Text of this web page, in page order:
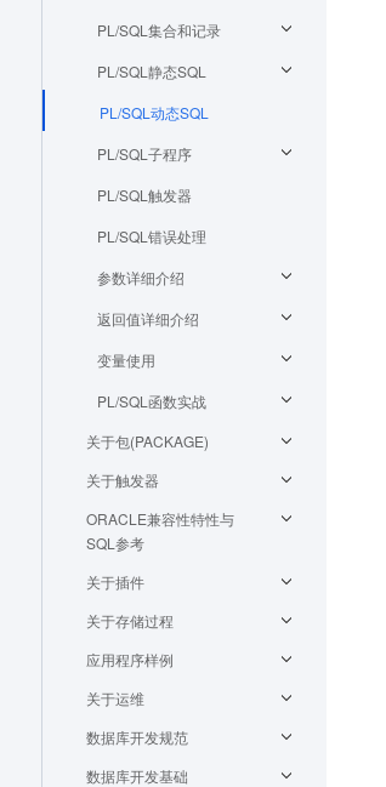
PL/SQL集合和记录
PL/SQL静态SQL
PL/SQL动态SQL
PL/SQL子程序
PL/SQL触发器
PL/SQL错误处理
参数详细介绍
返回值详细介绍
变量使用
PL/SQL函数实战
关于包(PACKAGE)
关于触发器
ORACLE兼容性特性与
SQL参考
关于插件
关于存储过程
应用程序样例
关于运维
数据库开发规范
数据库开发基础